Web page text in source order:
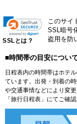
SSLとは？
このサイ
SSL暗号
盗用を防
■時間帯の目安につい
日程表内の時間帯はホテ
ています。出発・到着の
や交通事情などにより変
「旅行日程表」にてご確認